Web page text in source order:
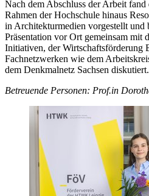
Nach dem Abschluss der Arbeit fand
Rahmen der Hochschule hinaus
in Architekturmedien vorgestellt und
Präsentation vor Ort gemeinsam mit
Initiativen, der Wirtschaftsförderung
Fachnetzwerken wie dem
dem Denkmalnetz Sachsen diskutiert.
Betreuende Personen: Prof.in